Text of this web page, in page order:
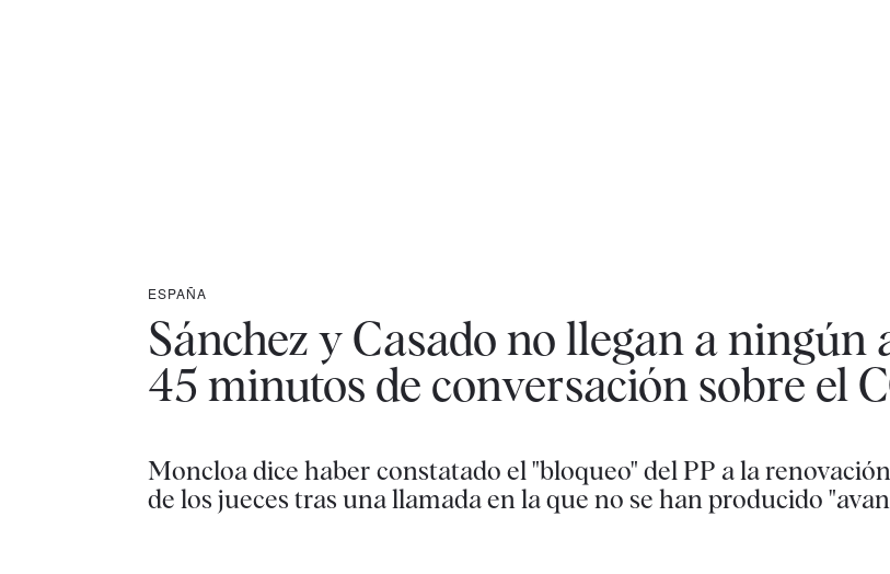
ESPAÑA
Sánchez y Casado no llegan a ningún
45 minutos de conversación sobre el
Moncloa dice haber constatado el "bloqueo" del PP a la
de los jueces tras una llamada en la que no se han producido